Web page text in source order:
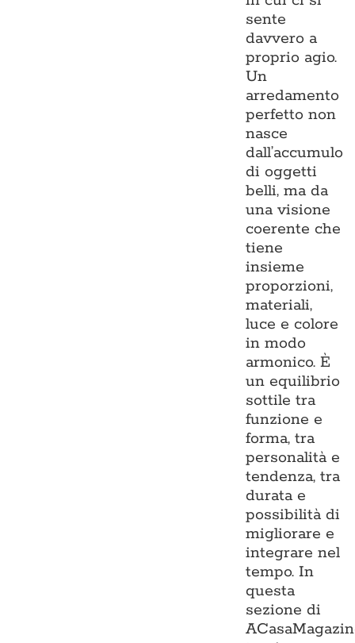
sente
davvero a
proprio agio.
Un
arredamento
perfetto non
nasce
dall’accumulo
di oggetti
belli, ma da
una visione
coerente che
tiene
insieme
proporzioni,
materiali,
luce e colore
in modo
armonico. È
un equilibrio
sottile tra
funzione e
forma, tra
personalità e
tendenza, tra
durata e
possibilità di
migliorare e
integrare nel
tempo. In
questa
sezione di